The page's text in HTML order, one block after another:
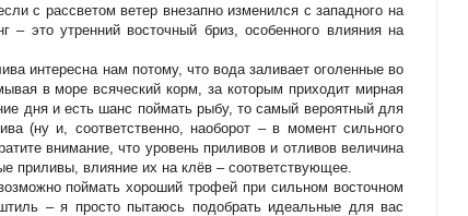
с рассветом ветер внезапно изменился с западного на
– это утренний восточный бриз, особенного влияния на
интересна нам потому, что вода заливает оголенные во
в море всяческий корм, за которым приходит мирная
дня и есть шанс поймать рыбу, то самый вероятный для
(ну и, соответственно, наоборот – в момент сильного
внимание, что уровень приливов и отливов величина
приливы, влияние их на клёв – соответствующее.
поймать хороший трофей при сильном восточном
– я просто пытаюсь подобрать идеальные для вас